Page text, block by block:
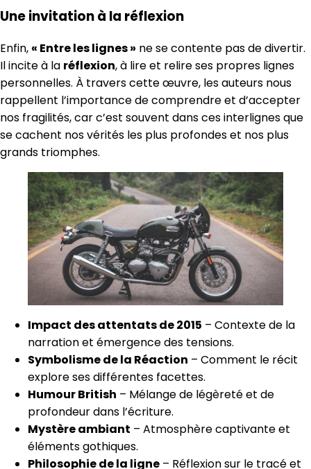
Une invitation à la réflexion
Enfin, « Entre les lignes » ne se contente pas de divertir.
Il incite à la réflexion, à lire et relire ses propres lignes
personnelles. À travers cette œuvre, les auteurs nous
rappellent l’importance de comprendre et d’accepter
nos fragilités, car c’est souvent dans ces interlignes que
se cachent nos vérités les plus profondes et nos plus
grands triomphes.
Impact des attentats de 2015 – Contexte de la
narration et émergence des tensions.
Symbolisme de la Réaction – Comment le récit
explore ses différentes facettes.
Humour British – Mélange de légèreté et de
profondeur dans l’écriture.
Mystère ambiant – Atmosphère captivante et
éléments gothiques.
Philosophie de la ligne – Réflexion sur le tracé et